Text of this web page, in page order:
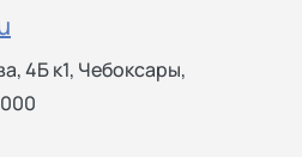
4Б к1, Чебоксары,